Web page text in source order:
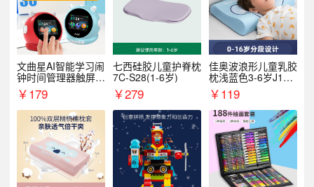
文曲星AI智能学习闹
钟时间管理器触屏N
1pro
￥179
七西硅胶儿童护脊枕
7C-S28(1-6岁)
￥279
佳奥波浪形儿童乳胶
枕浅蓝色3-6岁J17B
14AS9
￥119